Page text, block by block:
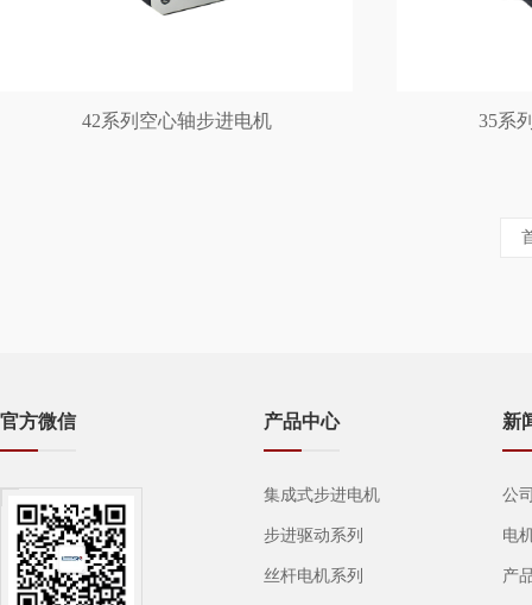
42系列空心轴步进电机 35系
官方微信 产品中心
集成式步进电机
步进驱动系列
丝杆电机系列
新
公
电
产